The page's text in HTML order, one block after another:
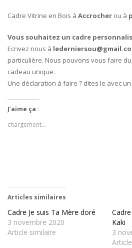
Cadre Vitrine en Bois à Accrocher ou à
Vous souhaitez un cadre
Ecrivez nous à
particulière. Nous pouvons vous faire
cadeau unique.
Une déclaration à faire ? dites le avec
J’aime ça :
chargement…
Articles similaires
Cadre Je suis Ta Mère doré
3 novembre 2020
Article similaire
Kaki
3